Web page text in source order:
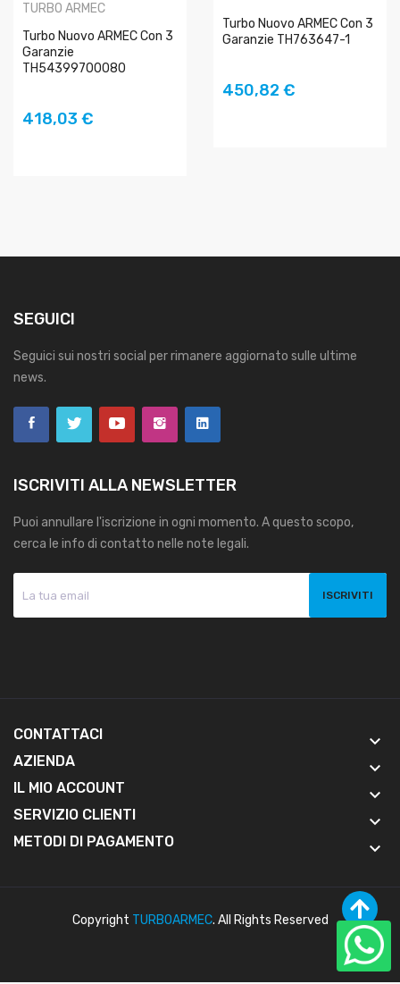
TURBO ARMEC
Turbo Nuovo ARMEC Con 3
Garanzie
TH54399700080
418,03 €AGGIUNGI AL
Turbo Nuovo ARMEC Con 3
Garanzie TH763647-1
450,82 €AGGIUNGI AL
SEGUICI
Seguici sui nostri social per rimanere aggiornato sulle ultime
news.
ISCRIVITI ALLA NEWSLETTER
Puoi annullare l'iscrizione in ogni momento. A questo scopo,
cerca le info di contatto nelle note legali.
CONTATTACI keyboard_arrow_down
AZIENDA keyboard_arrow_down
IL MIO ACCOUNT keyboard_arrow_down
SERVIZIO CLIENTI keyboard_arrow_down
METODI DI PAGAMENTO keyboard_arrow_down
Copyright TURBOARMEC. All Rights Reserved